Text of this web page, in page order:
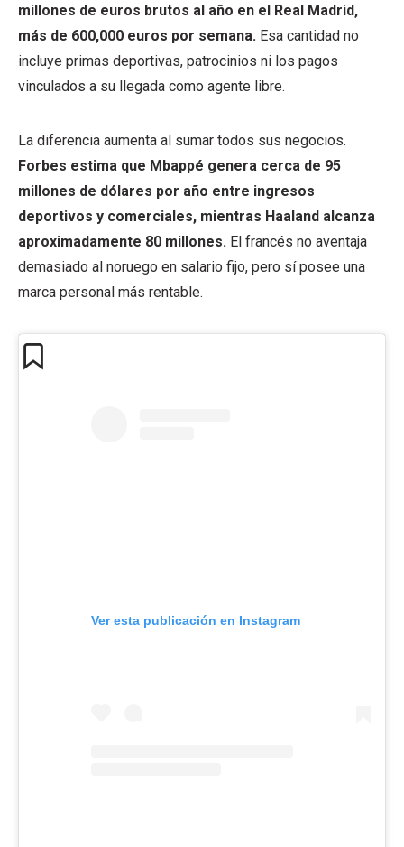
millones de euros brutos al año en el Real Madrid,
más de 600,000 euros por semana. Esa cantidad no
incluye primas deportivas, patrocinios ni los pagos
vinculados a su llegada como agente libre.
La diferencia aumenta al sumar todos sus negocios.
Forbes estima que Mbappé genera cerca de 95
millones de dólares por año entre ingresos
deportivos y comerciales, mientras Haaland alcanza
aproximadamente 80 millones. El francés no aventaja
demasiado al noruego en salario fijo, pero sí posee una
marca personal más rentable.
Ver esta publicación en Instagram